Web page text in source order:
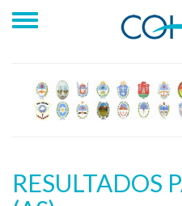
RESULTADOS